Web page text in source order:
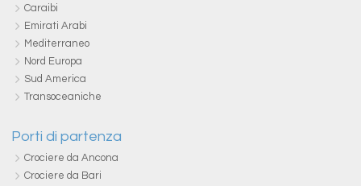
Caraibi
Emirati Arabi
Mediterraneo
Nord Europa
Sud America
Transoceaniche
Porti di partenza
Crociere da Ancona
Crociere da Bari